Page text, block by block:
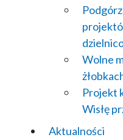
Wolne
Projekt
Wisłę
Aktualności